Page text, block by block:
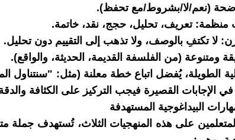
(نعم/لا/بشروط/مع تحفظ).
منظمة: تعريف، تحليل، حجج، نقد، خاتمة.
لا تكتفِ بالوصف، ولا تذهب إلى التقييم دون تحليل.
ومتنوعة (من الفلسفة القديمة، الحديثة، والواقع).
الطويلة، يُفضل اتباع خطة معلنة (مثل: "سنتناول
في الإجابات القصيرة فيجب التركيز على الكثافة
البيداغوجية المستهدفة
على هذه المنهجيات الثلاث، تُستهدف جملة